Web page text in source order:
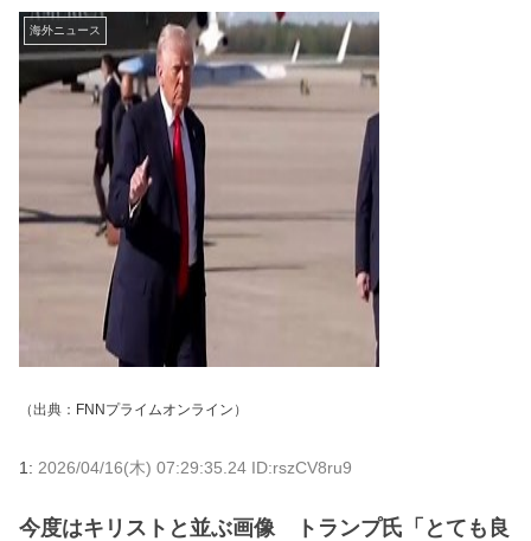
海外ニュース
（出典： FNNプライムオンライン ）
1: 2026/04/16(木) 07:29:35.24 ID:rszCV8ru9
今度はキリストと並ぶ画像 トランプ氏「とても良